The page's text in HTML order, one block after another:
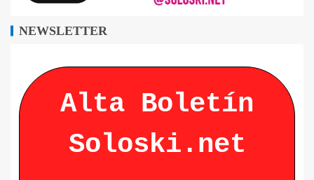
NEWSLETTER
Alta Boletín
Soloski.net